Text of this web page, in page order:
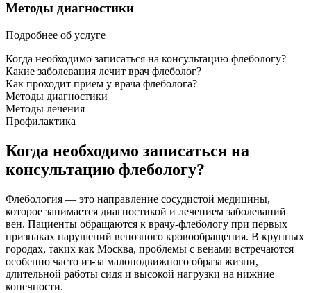
Методы диагностики
Подробнее об услуге
Когда необходимо записаться на консультацию флебологу?
Какие заболевания лечит врач флеболог?
Как проходит прием у врача флеболога?
Методы диагностики
Методы лечения
Профилактика
Когда необходимо записаться на
консультацию флебологу?
Флебология — это направление сосудистой медицины,
которое занимается диагностикой и лечением заболеваний
вен. Пациенты обращаются к врачу-флебологу при первых
признаках нарушений венозного кровообращения. В крупных
городах, таких как Москва, проблемы с венами встречаются
особенно часто из-за малоподвижного образа жизни,
длительной работы сидя и высокой нагрузки на нижние
конечности.